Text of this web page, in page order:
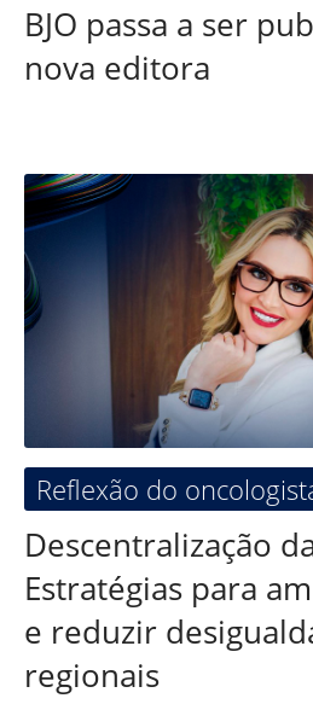
BJO passa a ser
nova editora
Reflexão do
Descentralização
Estratégias para
e reduzir
regionais